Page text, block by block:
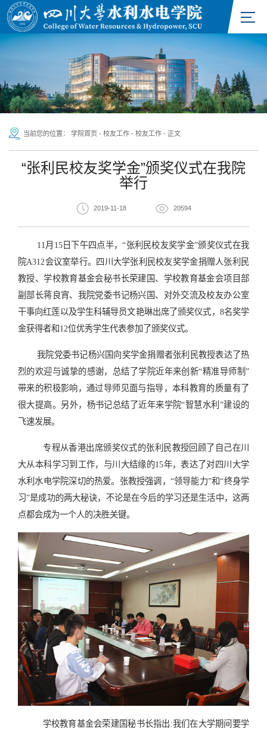
当前您的位置： 学院首页 - 校友工作 - 校友工作 - 正文
“张利民校友奖学金”颁奖仪式在我院
举行
2019-11-18 20594
11月15日下午四点半，“张利民校友奖学金”颁奖仪式在我
院A312会议室举行。四川大学张利民校友奖学金捐赠人张利民
教授、学校教育基金会秘书长荣建国、学校教育基金会项目部
副部长蒋良宵、我院党委书记杨兴国、对外交流及校友办公室
干事向红莲以及学生科辅导员文艳琳出席了颁奖仪式，8名奖学
金获得者和12位优秀学生代表参加了颁奖仪式。
我院党委书记杨兴国向奖学金捐赠者张利民教授表达了热
烈的欢迎与诚挚的感谢，总结了学院近年来创新“精准导师制”
带来的积极影响，通过导师见面与指导，本科教育的质量有了
很大提高。另外，杨书记总结了近年来学院“智慧水利”建设的
飞速发展。
专程从香港出席颁奖仪式的张利民教授回顾了自己在川
大从本科学习到工作，与川大结缘的15年，表达了对四川大学
水利水电学院深切的热爱。张教授强调，“领导能力”和“终身学
习”是成功的两大秘诀，不论是在今后的学习还是生活中，这两
点都会成为一个人的决胜关键。
学校教育基金会荣建国秘书长指出:我们在大学期间要学